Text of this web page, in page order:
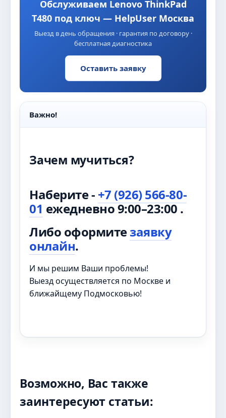
Обслуживаем Lenovo ThinkPad
T480 под ключ — HelpUser Москва
Выезд в день обращения · гарантия по договору ·
бесплатная диагностика
Оставить заявку
Важно!
Зачем мучиться?
Наберите - +7 (926) 566-80-
01 ежедневно 9:00–23:00 .
Либо оформитезаявку
онлайн.
И мы решим Ваши проблемы!
Выезд осуществляется по Москве и
ближайщему Подмосковью!
Возможно, Вас также
заинтересуют статьи: